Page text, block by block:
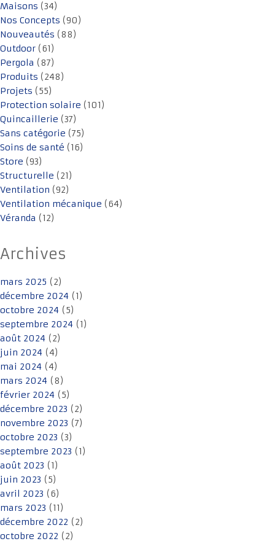
Maisons (34)
Nos Concepts (90)
Nouveautés (88)
Outdoor (61)
Pergola (87)
Produits (248)
Projets (55)
Protection solaire (101)
Quincaillerie (37)
Sans catégorie (75)
Soins de santé (16)
Store (93)
Structurelle (21)
Ventilation (92)
Ventilation mécanique (64)
Véranda (12)
Archives
mars 2025 (2)
décembre 2024 (1)
octobre 2024 (5)
septembre 2024 (1)
août 2024 (2)
juin 2024 (4)
mai 2024 (4)
mars 2024 (8)
février 2024 (5)
décembre 2023 (2)
novembre 2023 (7)
octobre 2023 (3)
septembre 2023 (1)
août 2023 (1)
juin 2023 (5)
avril 2023 (6)
mars 2023 (11)
décembre 2022 (2)
octobre 2022 (2)